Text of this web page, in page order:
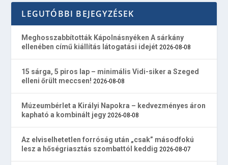
LEGUTÓBBI BEJEGYZÉSEK
Meghosszabbították Kápolnásnyéken A sárkány
ellenében című kiállítás látogatási idejét 2026-08-08
15 sárga, 5 piros lap – minimális Vidi-siker a Szeged
elleni őrült meccsen! 2026-08-08
Múzeumbérlet a Királyi Napokra – kedvezményes áron
kapható a kombinált jegy 2026-08-08
Az elviselhetetlen forróság után „csak” másodfokú
lesz a hőségriasztás szombattól keddig 2026-08-07